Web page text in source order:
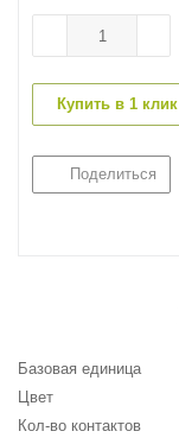
Купить в 1 клик
Поделиться
Базовая единица
Цвет
Кол-во контактов